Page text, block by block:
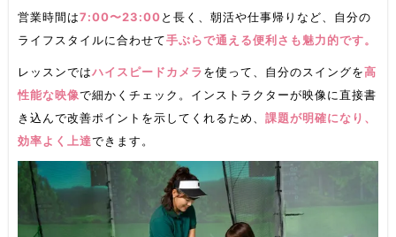
営業時間は7:00〜23:00と長く、朝活や仕事帰りなど、自分の
ライフスタイルに合わせて手ぶらで通える便利さも魅力的です。
レッスンではハイスピードカメラを使って、自分のスイングを高
性能な映像で細かくチェック。インストラクターが映像に直接書
き込んで改善ポイントを示してくれるため、 課題が明確になり、
効率よく上達できます。